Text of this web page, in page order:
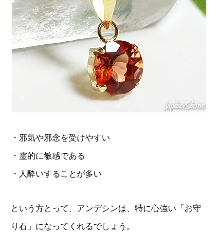
・邪気や邪念を受けやすい
・霊的に敏感である
・人酔いすることが多い
という方とって、アンデシンは、特に心強い「お守
り石」になってくれるでしょう。